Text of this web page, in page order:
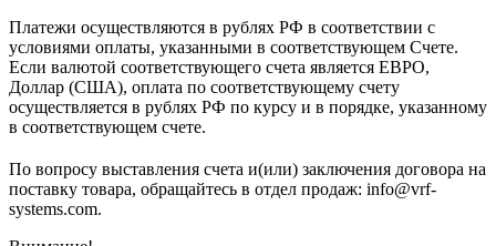
Платежи осуществляются в рублях РФ в соответствии с
условиями оплаты, указанными в соответствующем Счете.
Если валютой соответствующего счета является ЕВРО,
Доллар (США), оплата по соответствующему cчету
осуществляется в рублях РФ по курсу и в порядке, указанному
в соответствующем cчете.
По вопросу выставления счета и(или) заключения договора на
поставку товара, обращайтесь в отдел продаж: info@vrf-
systems.com.